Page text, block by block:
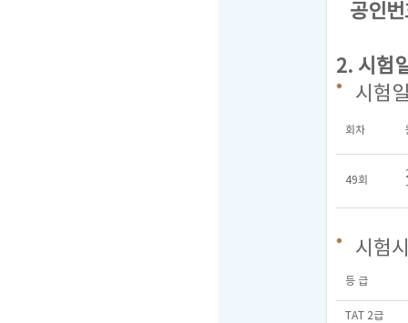
공인
2. 시험
시험
회차
49회
시험
등 급
TAT 2급